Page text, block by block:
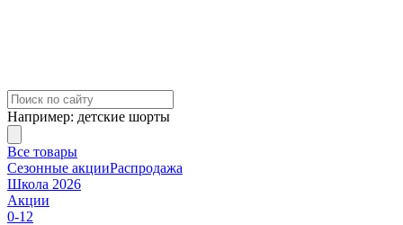
Например: детские шорты
Все товары
Сезонные акцииРаспродажа
Школа 2026
Акции
0-12